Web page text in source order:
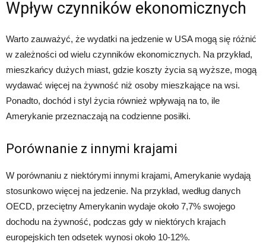
Wpływ czynników ekonomicznych
Warto zauważyć, że wydatki na jedzenie w USA mogą się różnić
w zależności od wielu czynników ekonomicznych. Na przykład,
mieszkańcy dużych miast, gdzie koszty życia są wyższe, mogą
wydawać więcej na żywność niż osoby mieszkające na wsi.
Ponadto, dochód i styl życia również wpływają na to, ile
Amerykanie przeznaczają na codzienne posiłki.
Porównanie z innymi krajami
W porównaniu z niektórymi innymi krajami, Amerykanie wydają
stosunkowo więcej na jedzenie. Na przykład, według danych
OECD, przeciętny Amerykanin wydaje około 7,7% swojego
dochodu na żywność, podczas gdy w niektórych krajach
europejskich ten odsetek wynosi około 10-12%.